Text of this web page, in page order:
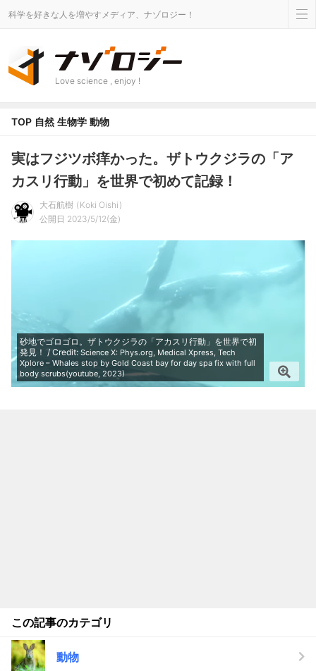
科学を好きな人を増やすメディア、ナゾロジー！
Love science , enjoy !
TOP 自然 生物学 動物
実はフジツボ痒かった。ザトウクジラの「ア
カスリ行動」を世界で初めて記録！
大石航樹
Koki Oishi
公開日 2023/5/12(金)
砂地でゴロゴロ。ザトウクジラの「アカスリ行動」を世界で初
発見！ / Credit: Science X: Phys.org, Medical Xpress, Tech
Xplore – Whales stop by Gold Coast bay for day spa fix with full
body scrubs(youtube, 2023)
この記事のカテゴリ
動物